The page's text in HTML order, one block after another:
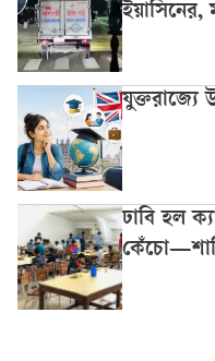
ইয়াসিনের,
যুক্তরাজ্যে
ঢাবি হল